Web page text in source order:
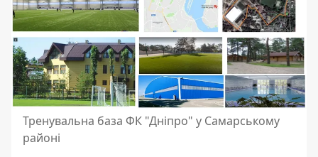
Тренувальна база ФК "Дніпро" у Самарському
районі